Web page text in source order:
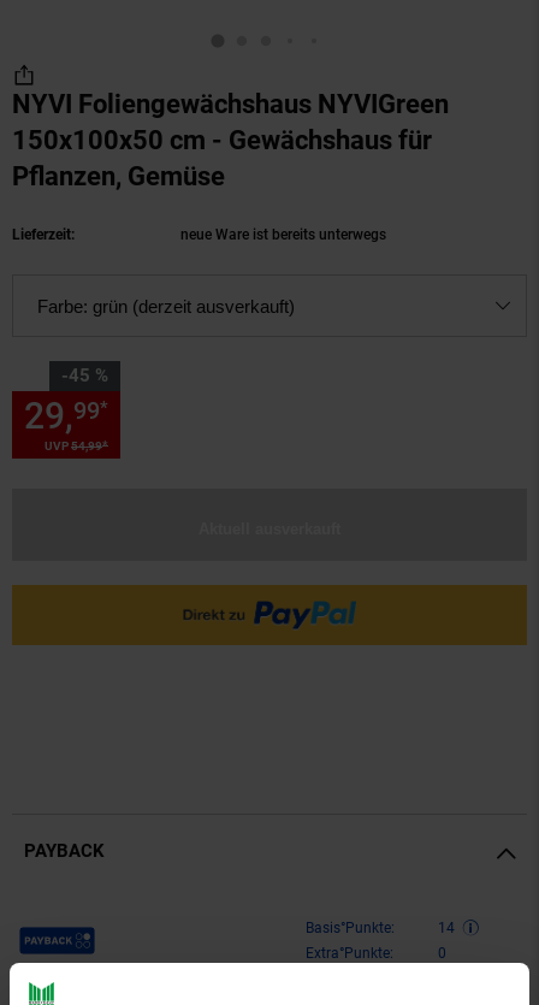
NYVI Foliengewächshaus NYVIGreen
150x100x50 cm - Gewächshaus für
Pflanzen, Gemüse
Lieferzeit: neue Ware ist bereits unterwegs
Farbe: grün (derzeit ausverkauft)
-45 %
Sie Sparen 45 Prozent,
UVP54,99*
29,99*
PAYBACK
Payback Punkte Basis°Punkte:
14
Extra°Punkte:
0